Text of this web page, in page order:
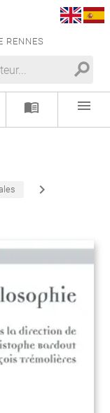
RENNES
search
menu_book menu
navigate_next